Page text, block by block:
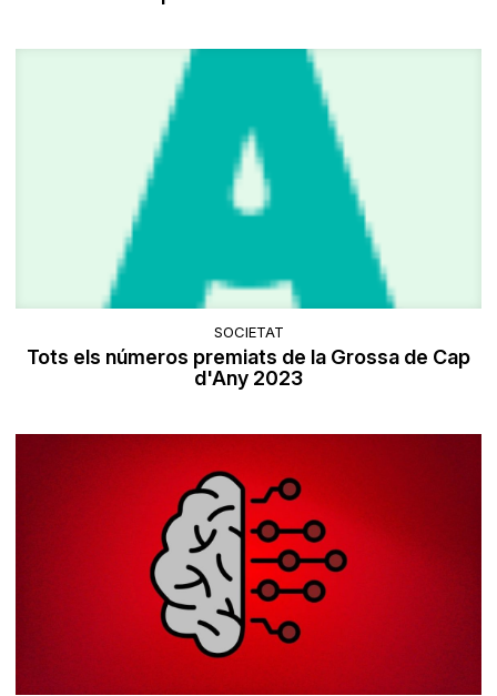
SOCIETAT
Tots els números premiats de la Grossa de Cap
d'Any 2023